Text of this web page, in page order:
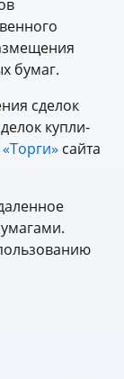
бумаг.
сделок
купли-
сайта